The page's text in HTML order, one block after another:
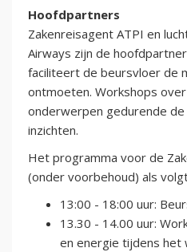
Hoofdpartners
Zakenreisagent ATPI en
Airways zijn de
faciliteert de beursvloer de
ontmoeten. Workshops
onderwerpen gedurende
inzichten.
Het programma voor de
(onder voorbehoud) als
13:00 - 18:00 uur:
13.30 - 14.00 uur:
en energie tijdens het